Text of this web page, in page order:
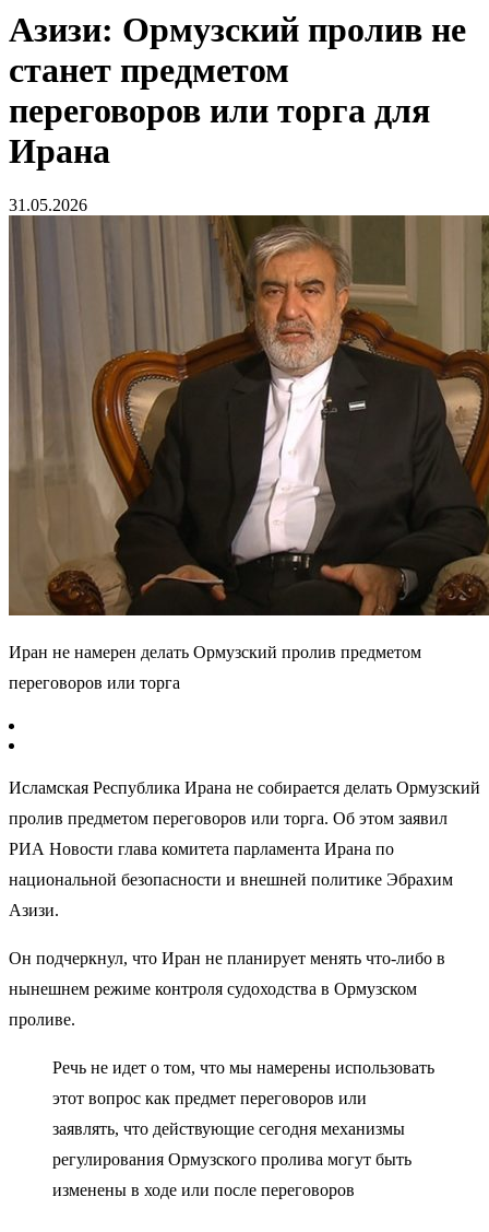
Азизи: Ормузский пролив не
станет предметом
переговоров или торга для
Ирана
31.05.2026
Иран не намерен делать Ормузский пролив предметом
переговоров или торга
Исламская Республика Ирана не собирается делать Ормузский
пролив предметом переговоров или торга. Об этом заявил
РИА Новости глава комитета парламента Ирана по
национальной безопасности и внешней политике Эбрахим
Азизи.
Он подчеркнул, что Иран не планирует менять что-либо в
нынешнем режиме контроля судоходства в Ормузском
проливе.
Речь не идет о том, что мы намерены использовать
этот вопрос как предмет переговоров или
заявлять, что действующие сегодня механизмы
регулирования Ормузского пролива могут быть
изменены в ходе или после переговоров